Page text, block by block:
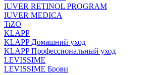
IUVER RETINOL PROGRAM
IUVER MEDICA
TiZO
KLAPP
KLAPP Домашний уход
KLAPP Профессиональный уход
LEVISSIME
LEVISSIME Брови